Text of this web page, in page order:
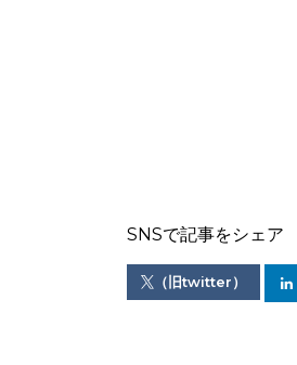
SNSで記事をシェア
（旧twitter）